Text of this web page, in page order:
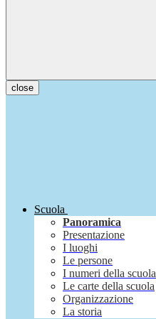
close
Scuola
Panoramica
Presentazione
I luoghi
Le persone
I numeri della scuola
Le carte della scuola
Organizzazione
La storia